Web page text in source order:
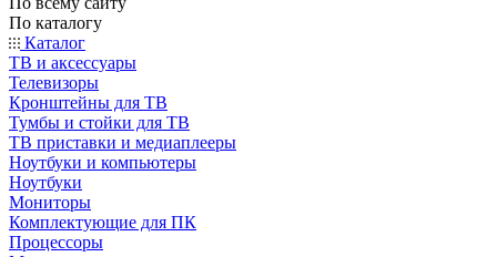
По каталогу
Каталог
ТВ и аксессуары
Телевизоры
Кронштейны для ТВ
Тумбы и стойки для ТВ
ТВ приставки и медиаплееры
Ноутбуки и компьютеры
Ноутбуки
Мониторы
Комплектующие для ПК
Процессоры